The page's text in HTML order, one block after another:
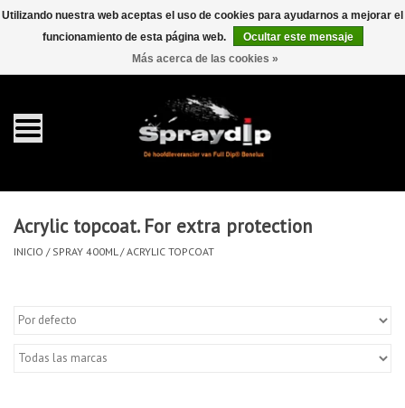
0 Artículos - €0,00
galón 4 liter
Spray 400ml
Completa dip sets
accesorios Dippen
Acrylic topcoat. For extra protection
INICIO / SPRAY 400ML /ACRYLIC TOPCOAT
Utilizando nuestra web aceptas el uso de cookies para ayudarnos a mejorar el
funcionamiento de esta página web.
Ocultar este mensaje
Más acerca de las cookies »